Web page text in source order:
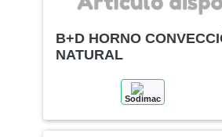
B+D HORNO
NATURAL
Sodimac